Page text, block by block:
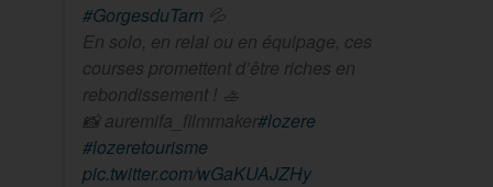
#GorgesduTarn 💦
En solo, en relai ou en équipage, ces
courses promettent d’être riches en
rebondissement ! 🚣
📸 auremifa_filmmaker#lozere
#lozeretourisme
pic.twitter.com/wGaKUAJZHy